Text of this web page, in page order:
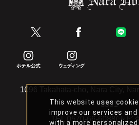
1096 Takahata-cho, Nara City,
8301
TEL
0570-66-6088(ナビ
This website uses
improve our services and
with a more personalized